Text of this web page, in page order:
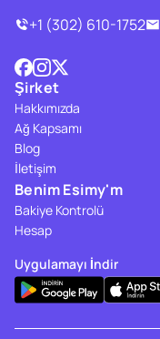
+1 (302) 610-1752
Şirket
Hakkımızda
Ağ Kapsamı
Blog
İletişim
Benim Esimy'm
Bakiye Kontrolü
Hesap
Uygulamayı İndir